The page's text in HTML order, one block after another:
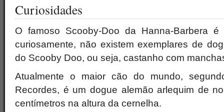
Curiosidades
O famoso Scooby-Doo da Hanna-Barbera
curiosamente, não existem exemplares de
do Scooby Doo, ou seja, castanho com
Atualmente o maior cão do mundo,
Recordes, é um dogue alemão arlequim de
centímetros na altura da cernelha.